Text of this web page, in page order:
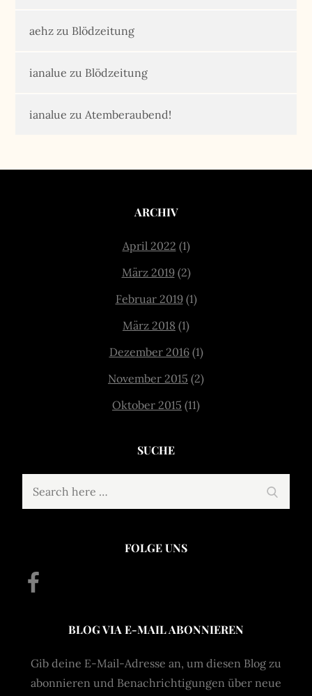
aehz zu Blödzeitung
ianalue zu Blödzeitung
ianalue zu Atemberaubend!
ARCHIV
April 2022 (1)
März 2019(2)
Februar 2019(1)
März 2018 (1)
Dezember 2016(1)
November 2015 (2)
Oktober 2015 (11)
SUCHE
FOLGE UNS
Facebook
BLOG VIA E-MAIL ABONNIEREN
Gib deine E-Mail-Adresse an, um diesen Blog zu
abonnieren und Benachrichtigungen über neue